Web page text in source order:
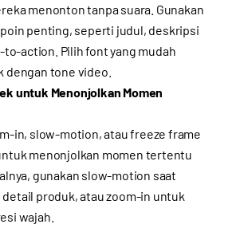
menonton tanpa suara. Gunakan
penting, seperti judul, deskripsi
to-action. Pilih font yang mudah
dengan tone video.
untuk Menonjolkan Momen
in, slow-motion, atau freeze frame
menonjolkan momen tertentu
gunakan slow-motion saat
produk, atau zoom-in untuk
wajah.